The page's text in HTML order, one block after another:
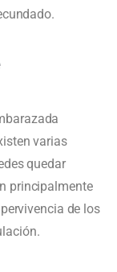
varias
quedar
principalmente
de los